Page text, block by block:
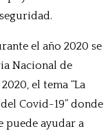
el año 2020 se
Nacional de
el tema “La
Covid-19” donde
puede ayudar a